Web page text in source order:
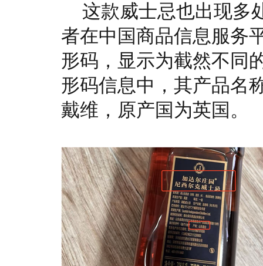
这款威士忌也出现多
者在中国商品信息服务
形码，显示为截然不同
形码信息中，其产品名
戴维，原产国为英国。